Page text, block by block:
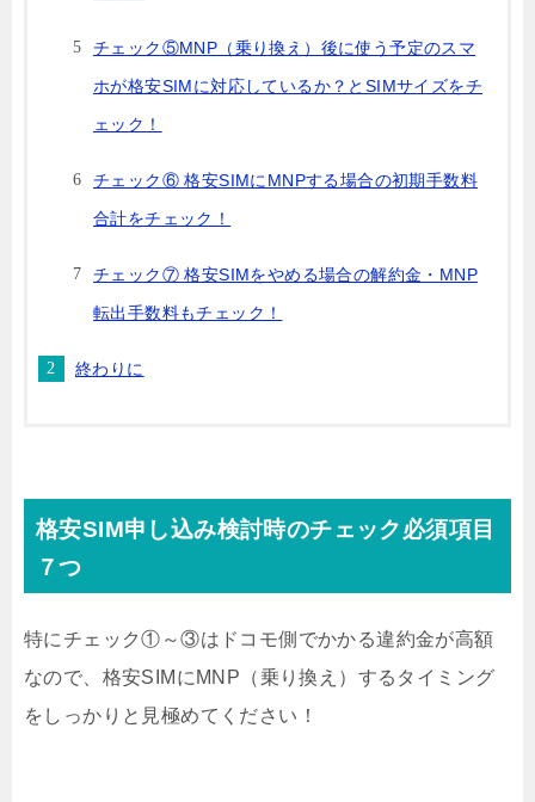
チェック⑤MNP（乗り換え）後に使う予定のスマ
ホが格安SIMに対応しているか？とSIMサイズをチ
ェック！
チェック⑥ 格安SIMにMNPする場合の初期手数料
合計をチェック！
チェック⑦ 格安SIMをやめる場合の解約金・MNP
転出手数料もチェック！
終わりに
格安SIM申し込み検討時のチェック必須項目
７つ
特にチェック①～③はドコモ側でかかる違約金が高額
なので、格安SIMにMNP（乗り換え）するタイミング
をしっかりと見極めてください！